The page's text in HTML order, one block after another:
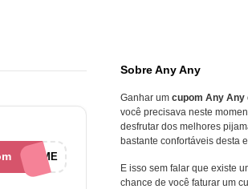
Sobre Any Any
Ganhar um cupom Any Any
você precisava neste
desfrutar dos melhores
bastante confortáveis desta
E isso sem falar que existe
chance de você faturar um